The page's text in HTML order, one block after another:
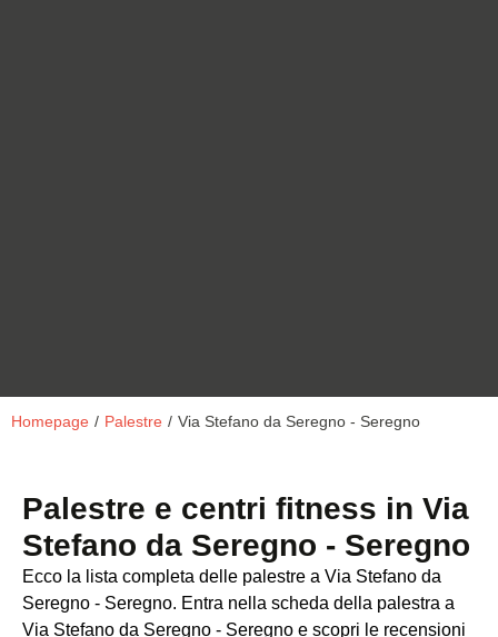
Homepage / Palestre / Via Stefano da Seregno - Seregno
Palestre e centri fitness in Via
Stefano da Seregno - Seregno
Ecco la lista completa delle palestre a Via Stefano da
Seregno - Seregno. Entra nella scheda della palestra a
Via Stefano da Seregno - Seregno e scopri le recensioni